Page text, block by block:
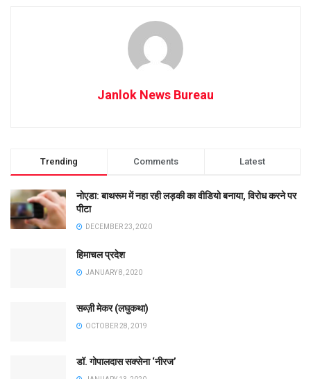
Janlok News Bureau
Trending Comments Latest
नोएडा: बाथरूम में नहा रही लड़की का वीडियो बनाया, विरोध करने पर
पीटा
DECEMBER 23, 2020
हिमाचल प्रदेश
JANUARY 8, 2020
सब्ज़ी मेकर (लघुकथा)
OCTOBER 28, 2019
डॉ. गोपालदास सक्सेना ‘नीरज’